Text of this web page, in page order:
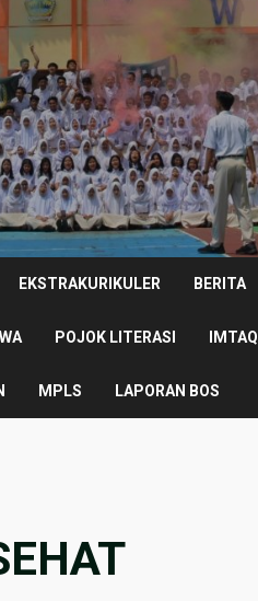
EKSTRAKURIKULER BERITA
POJOK LITERASI IMTAQ
MPLS LAPORAN BOS